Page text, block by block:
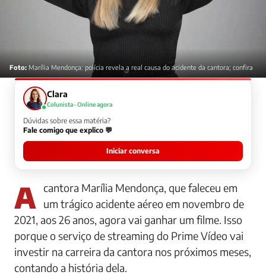
Foto: Marília Mendonça: polícia revela a real causa do acidente da cantora; confira
Clara
Colunista · Online agora
Dúvidas sobre essa matéria?
Fale comigo que explico 💬
Iniciar conversa
A cantora Marília Mendonça, que faleceu em
um trágico acidente aéreo em novembro de
2021, aos 26 anos, agora vai ganhar um filme. Isso
porque o serviço de streaming do Prime Vídeo vai
investir na carreira da cantora nos próximos meses,
contando a história dela.